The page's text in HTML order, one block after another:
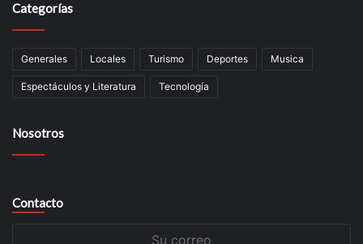
Categorías
Generales Locales Turismo Deportes Musica
Espectáculos y Literatura Tecnología
Nosotros
Contacto